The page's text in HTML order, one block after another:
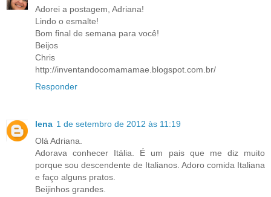
Adorei a postagem, Adriana!
Lindo o esmalte!
Bom final de semana para você!
Beijos
Chris
http://inventandocomamamae.blogspot.com.br/
Responder
lena 1 de setembro de 2012 às 11:19
Olá Adriana.
Adorava conhecer Itália. É um pais que me diz muito
porque sou descendente de Italianos. Adoro comida Italiana
e faço alguns pratos.
Beijinhos grandes.